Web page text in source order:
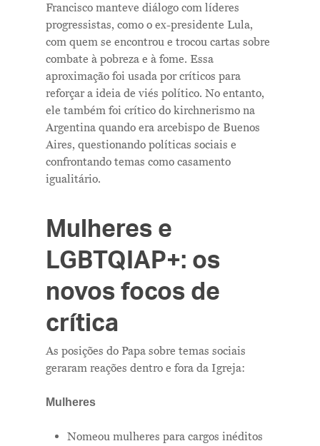
Francisco manteve diálogo com líderes
progressistas, como o ex-presidente Lula,
com quem se encontrou e trocou cartas sobre
combate à pobreza e à fome. Essa
aproximação foi usada por críticos para
reforçar a ideia de viés político. No entanto,
ele também foi crítico do kirchnerismo na
Argentina quando era arcebispo de Buenos
Aires, questionando políticas sociais e
confrontando temas como casamento
igualitário.
Mulheres e
LGBTQIAP+: os
novos focos de
crítica
As posições do Papa sobre temas sociais
geraram reações dentro e fora da Igreja:
Mulheres
Nomeou mulheres para cargos inéditos